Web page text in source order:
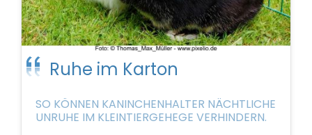
Ruhe im Karton
SO KÖNNEN KANINCHENHALTER NÄCHTLICHE
UNRUHE IM KLEINTIERGEHEGE VERHINDERN.